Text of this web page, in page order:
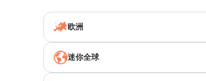
欧洲
迷你全球